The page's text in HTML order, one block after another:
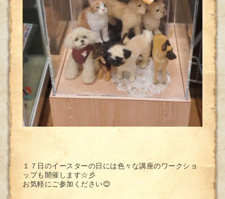
１７日のイースターの日には色々な講座のワークショ
ップも開催します☆彡
お気軽にご参加ください😊